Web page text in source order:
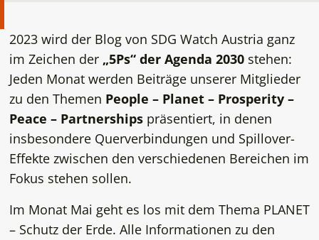
2023 wird der Blog von SDG Watch Austria ganz
im Zeichen der „5Ps“ der Agenda 2030stehen:
Jeden Monat werden Beiträge unserer Mitglieder
zu den Themen People – Planet – Prosperity –
Peace – Partnershipspräsentiert, in denen
insbesondere Querverbindungen und Spillover-
Effekte zwischen den verschiedenen Bereichen im
Fokus stehen sollen.
Im Monat Mai geht es los mit dem Thema PLANET
– Schutz der Erde. Alle Informationen zu den